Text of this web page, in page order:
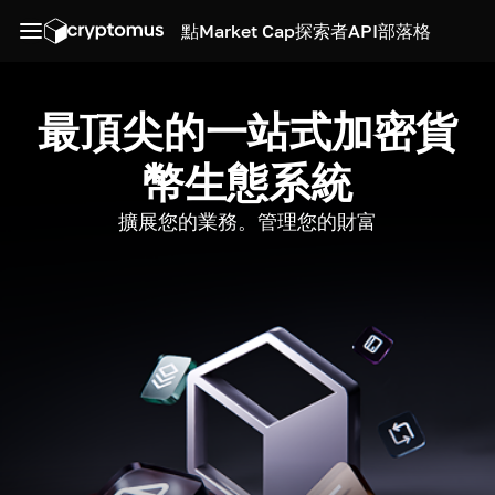
點Market Cap探索者API部落格
最頂尖的一站式加密貨
幣生態系統
擴展您的業務。管理您的財富